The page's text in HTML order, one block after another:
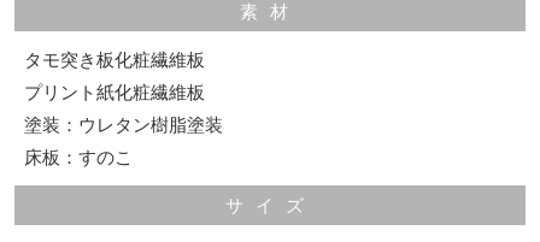
素材
タモ突き板化粧繊維板
プリント紙化粧繊維板
塗装：ウレタン樹脂塗装
床板：すのこ
サイズ